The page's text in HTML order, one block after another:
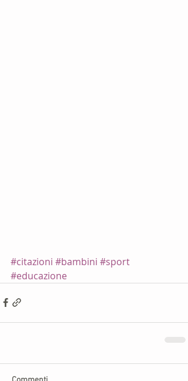
#citazioni #bambini #sport
#educazione